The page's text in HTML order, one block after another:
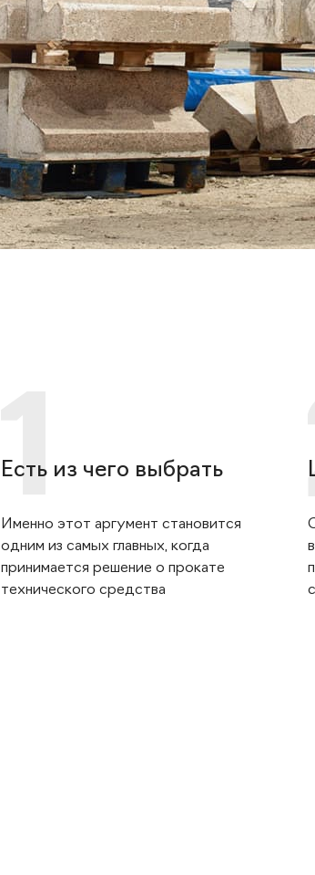
Есть из чего выбрать
Именно этот аргумент становится
одним из самых главных, когда
принимается решение о прокате
технического средства